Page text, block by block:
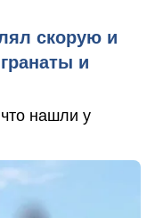
скорую и
и
нашли у